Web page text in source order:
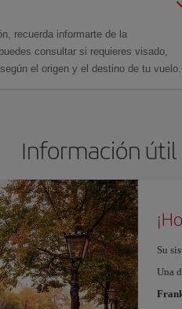
recuerda informarte de la
consultar si requieres visado,
el origen y el destino de tu vuelo.
Información
Su
Una